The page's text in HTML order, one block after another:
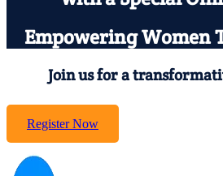
Empowering Women
Join us for a
Register Now